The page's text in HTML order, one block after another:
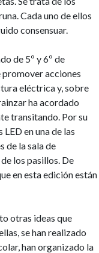
Cada uno de ellos
consensuar.
de 5º y 6º de
promover acciones
eléctrica y, sobre
ha acordado
transitando. Por su
en una de las
de la sala de
los pasillos. De
en esta edición están
otras ideas que
se han realizado
han organizado la